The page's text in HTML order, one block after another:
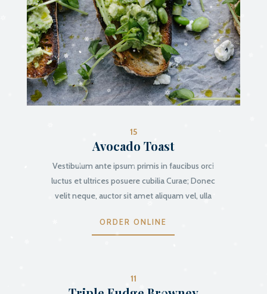
15
Avocado Toast
Vestibulum ante ipsum primis in faucibus orci
luctus et ultrices posuere cubilia Curae; Donec
velit neque, auctor sit amet aliquam vel, ulla
ORDER ONLINE
11